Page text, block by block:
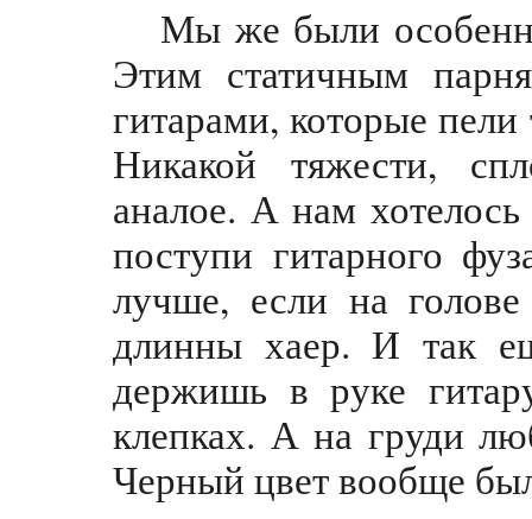
Мы же были
Этим статичным
гитарами, которые
Никакой тяжести,
аналое. А нам
поступи гитарного
лучше, если на голове
длинны хаер. И так
держишь в руке
клепках. А на груди
Черный цвет вообще